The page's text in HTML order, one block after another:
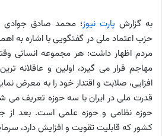
به گزارش پارت نیوز؛ محمد صادق جوادی
حزب اعتماد ملی در گفتگویی با اشاره به
مردم اظهار داشت: هر مجموعه انسانی
مهاجم قرار می گیرد، اولین و عاقلانه
افزایی، صلابت و اقتدار خود را به معرض
قدرت ملی در ایران با سه حوزه تعریف می
حوزه نظامی و حوزه علمی است. بعد از
کشور که قابلیت تقویت و افزایش دارد،